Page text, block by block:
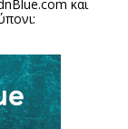
και